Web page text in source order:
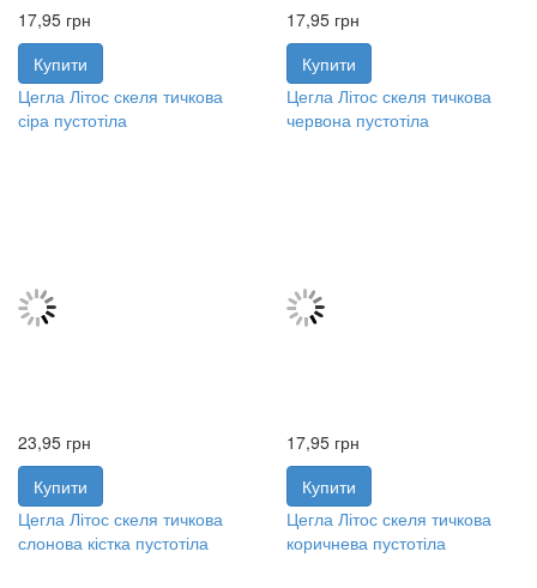
17,95 грн
Купити
Цегла Літос скеля тичкова
сіра пустотіла
17,95 грн
Купити
Цегла Літос скеля тичкова
червона пустотіла
23,95 грн
Купити
Цегла Літос скеля тичкова
слонова кістка пустотіла
17,95 грн
Купити
Цегла Літос скеля тичкова
коричнева пустотіла